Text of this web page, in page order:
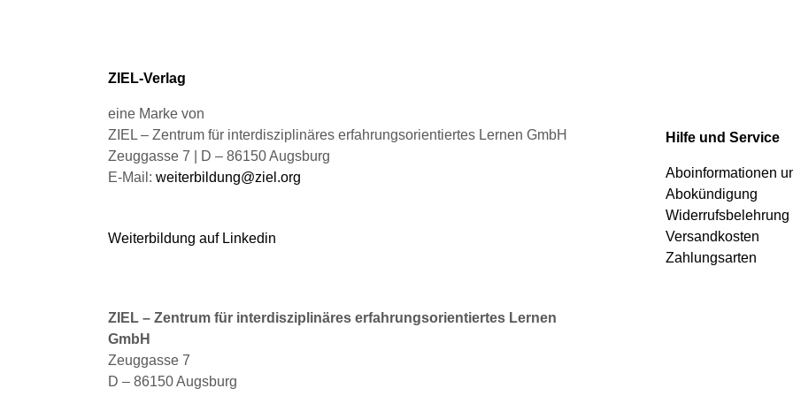
ZIEL-Verlag
eine Marke von
ZIEL – Zentrum für interdisziplinäres erfahrungsorientiertes Lernen GmbH
Zeuggasse 7 | D – 86150 Augsburg
E-Mail: weiterbildung@ziel.org
Weiterbildung auf Linkedin
ZIEL – Zentrum für interdisziplinäres erfahrungsorientiertes Lernen
GmbH
Zeuggasse 7
D – 86150 Augsburg
Hilfe und Service
Aboinformationen
Abokündigung
Widerrufsbelehrung
Versandkosten
Zahlungsarten